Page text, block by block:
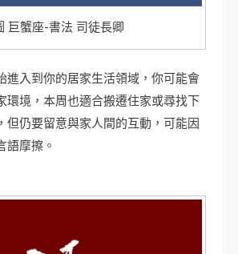
巨蟹座-書法 司徒長卿
進入到你的居家生活領域，你可能會
環境，本周也適合搬遷住家或尋找下
但仍要留意與家人間的互動，可能因
語摩擦。